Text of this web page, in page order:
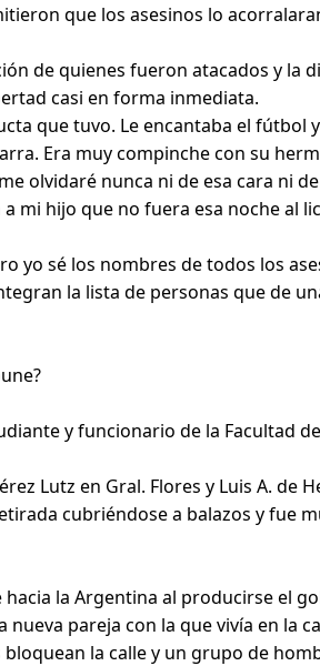
que los asesinos lo
de quienes fueron atacados y la
casi en forma inmediata.
que tuvo. Le encantaba el
Era muy compinche con su
olvidaré nunca ni de esa cara ni
hijo que no fuera esa noche al
yo sé los nombres de todos los
la lista de personas que de
y funcionario de la Facultad
Lutz en Gral. Flores y Luis A. de
cubriéndose a balazos y fue
la Argentina al producirse el
pareja con la que vivía en la
la calle y un grupo de